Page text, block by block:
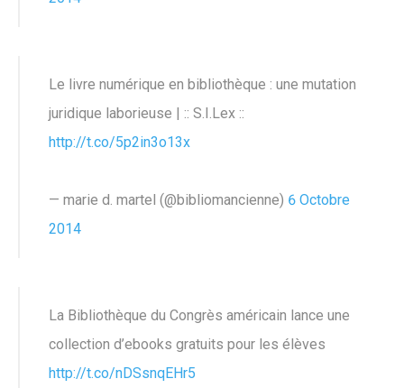
Le livre numérique en bibliothèque : une mutation
juridique laborieuse | :: S.I.Lex ::
http://t.co/5p2in3o13x
— marie d. martel (@bibliomancienne) 6 Octobre
2014
La Bibliothèque du Congrès américain lance une
collection d’ebooks gratuits pour les élèves
http://t.co/nDSsnqEHr5